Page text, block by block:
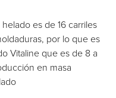
es de 16 carriles
por lo que es
Vitaline que es de 8 a
en masa